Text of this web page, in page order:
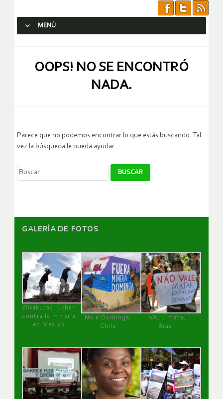
MENÚ
OOPS! NO SE ENCONTRÓ
NADA.
Parece que no podemos encontrar lo que estás buscando. Tal
vez la búsqueda le pueda ayudar.
Buscar:
GALERÌA DE FOTOS
Wirakutas luchan
contra la minería
en México
No a Dominga,
Chile
VALE mata,
Brasil